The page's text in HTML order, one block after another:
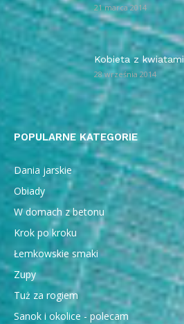
21 marca 2014
Kobieta z kwiatami
28 września 2014
POPULARNE KATEGORIE
Dania jarskie
Obiady
W domach z betonu
Krok po kroku
Łemkowskie smaki
Zupy
Tuż za rogiem
Sanok i okolice - polecam